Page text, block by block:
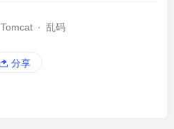
Tomcat · 乱码
分享